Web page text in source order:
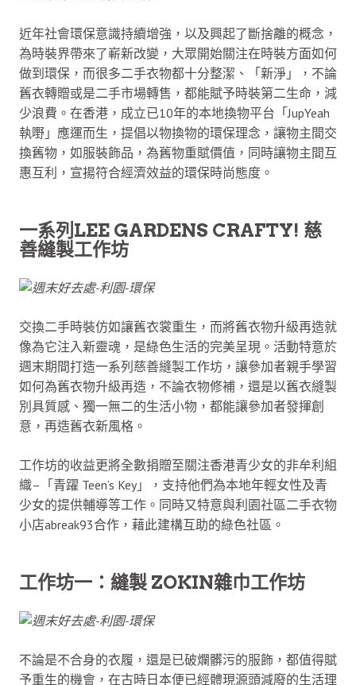
近年社會環保意識持續增強，以及興起了斷捨離的概念，
為時裝界帶來了嶄新改變，大眾開始關注在時裝方面如何
做到環保，而很多二手衣物都十分整潔、「新淨」，不論
舊衣轉贈或是二手市場轉售，都能賦予時裝第二生命，減
少浪費。在香港，成立已10年的本地換物平台「JupYeah
執嘢」應運而生，提倡以物換物的環保理念，讓物主間交
換舊物，如服裝飾品，為舊物重賦價值，同時讓物主間互
惠互利，宣揚符合經濟效益的環保時尚態度。
一系列LEE GARDENS CRAFTY! 慈
善縫製工作坊
交換二手時裝仿如讓舊衣裳重生，而將舊衣物升級再造就
像為它注入新靈魂，是綠色生活的完美呈現。活動特意於
週末期間打造一系列慈善縫製工作坊，讓參加者親手學習
如何為舊衣物升級再造，不論衣物修補，還是以舊衣縫製
別具質感、獨一無二的生活小物，都能讓參加者發揮創
意，再造舊衣新風格。
工作坊的收益更將全數捐贈至關注香港青少女的非牟利組
織–「青躍 Teen’s Key」，支持他們為本地年輕女性及青
少女的提供輔導等工作。同時又特意與利園社區二手衣物
小店abreak93合作，藉此建構互助的綠色社區。
工作坊一：縫製 ZOKIN雜巾工作坊
不論是不合身的衣履，還是已破爛髒污的服飾，都值得賦
予重生的機會，在古時日本便已經體現源頭減廢的生活理